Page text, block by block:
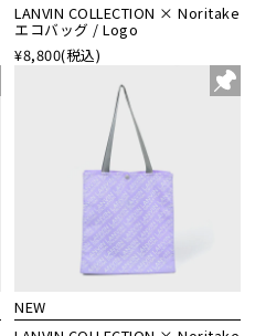
LANVIN COLLECTION × Noritake
エコバッグ / Logo
¥8,800(税込)
NEW